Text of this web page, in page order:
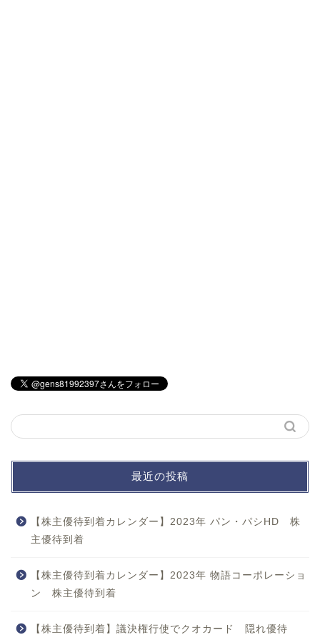
最近の投稿
【株主優待到着カレンダー】2023年 パン・パシHD 株
主優待到着
【株主優待到着カレンダー】2023年 物語コーポレーショ
ン 株主優待到着
【株主優待到着】議決権行使でクオカード 隠れ優待